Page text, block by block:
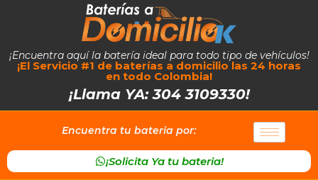
¡Encuentra aquí la batería ideal para todo tipo de vehículos!
¡El Servicio #1 de baterías a domicilio las 24 horas
en todo Colombia!
¡Llama YA: 304 3109330!
Encuentra tu bateria por:
¡Solicita Ya tu bateria!